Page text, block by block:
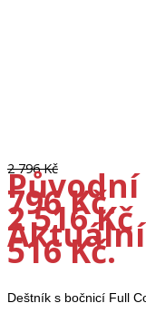
2 796Kč
796 Kč.
2 516Kč
516 Kč.
Deštník s bočnicí Full